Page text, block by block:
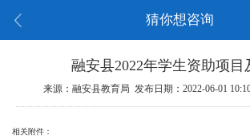
猜你想咨询
融安县2022年学生资助项目
来源：融安县教育局 发布日期：2022-06-01
相关附件：